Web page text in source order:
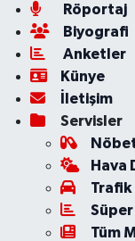
Röportaj
Biyografi
Anketler
Künye
İletişim
Servisler
Hava
Trafik
Süper
Tüm